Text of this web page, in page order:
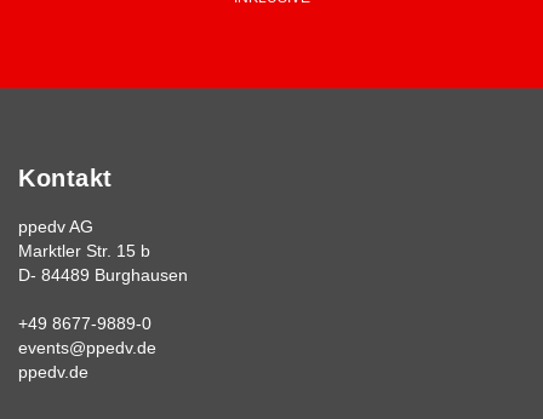
Kontakt
ppedv AG
Marktler Str. 15 b
D- 84489 Burghausen
+49 8677-9889-0
events@ppedv.de
ppedv.de